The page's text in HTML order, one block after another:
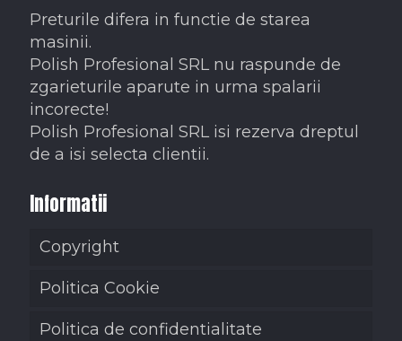
Preturile difera in functie de starea
masinii.
Polish Profesional SRL nu raspunde de
zgarieturile aparute in urma spalarii
incorecte!
Polish Profesional SRL isi rezerva dreptul
de a isi selecta clientii.
Informatii
Copyright
Politica Cookie
Politica de confidentialitate